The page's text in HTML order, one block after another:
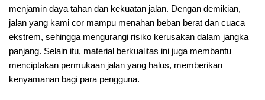
menjamin daya tahan dan kekuatan jalan. Dengan demikian,
jalan yang kami cor mampu menahan beban berat dan cuaca
ekstrem, sehingga mengurangi risiko kerusakan dalam jangka
panjang. Selain itu, material berkualitas ini juga membantu
menciptakan permukaan jalan yang halus, memberikan
kenyamanan bagi para pengguna.